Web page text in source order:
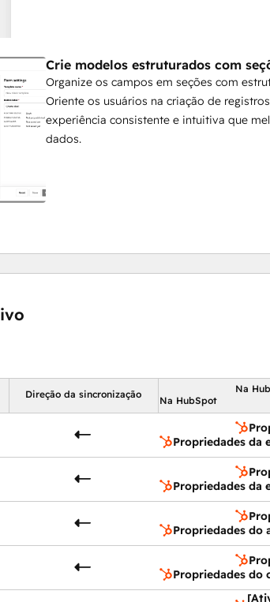
Crie modelos estruturados com
Organize os campos em seções com
Oriente os usuários na criação de
experiência consistente e intuitiva que
dados.
Direção da sincronização
Na
Na HubSpot
Propriedades da
Propriedades da
Propriedades do
Propriedades do